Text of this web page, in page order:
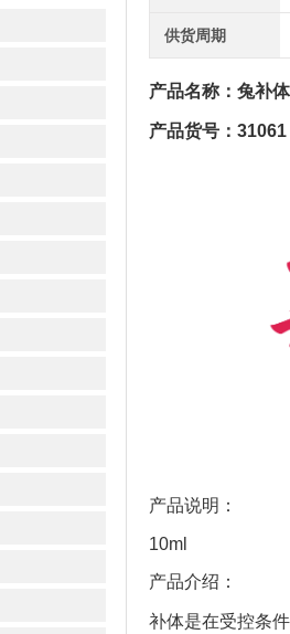
供货周期
产品名称：兔补
产品货号：31061
产品说明：
10ml
产品介绍：
补体是在受控条